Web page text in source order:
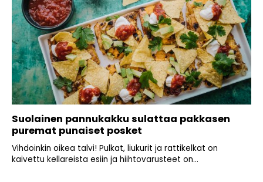
Suolainen pannukakku sulattaa pakkasen
puremat punaiset posket
Vihdoinkin oikea talvi! Pulkat, liukurit ja rattikelkat on
kaivettu kellareista esiin ja hiihtovarusteet on...